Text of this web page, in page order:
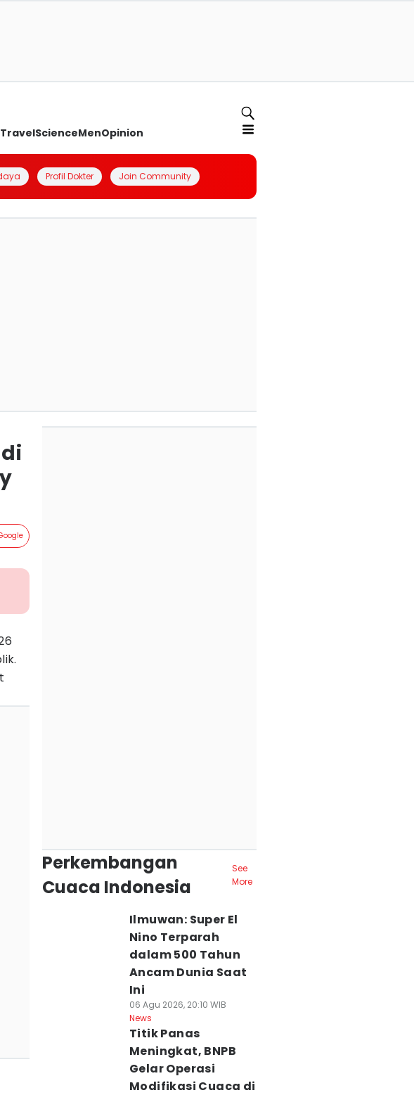
TravelScienceMenOpinion
Profil Dokter Join Community
Perkembangan
Cuaca Indonesia
See
More
Ilmuwan: Super El
Nino Terparah
dalam 500 Tahun
Ancam Dunia Saat
Ini
06 Agu 2026, 20:10 WIB
News
Titik Panas
Meningkat, BNPB
Gelar Operasi
Modifikasi Cuaca di